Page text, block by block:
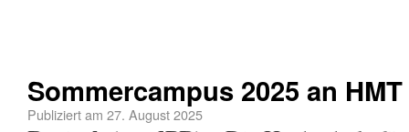
Sommercampus 2025 an
Publiziert am 27. August 2025